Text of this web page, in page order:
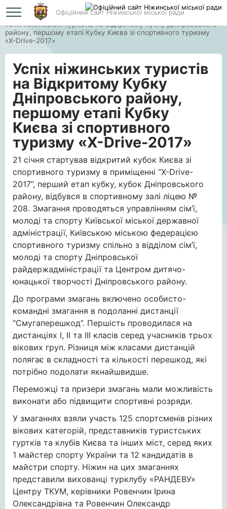
Офіційний сайт Ніжинської міської ради
Головна
Успіх ніжинських туристів на Відкритому Кубку Дніпровського
району, першому етапі Кубку Києва зі спортивного туризму
«Х-Drive-2017»
Успіх ніжинських туристів
на Відкритому Кубку
Дніпровського району,
першому етапі Кубку
Києва зі спортивного
туризму «Х-Drive-2017»
21 січня стартував відкритий кубок Києва зі
спортивного туризму в приміщенні “X-Drive-
2017”, перший етап кубку, кубок Дніпровського
району, відбувся в спортивному залі ліцею №
208. Змагання проводяться управлінням сім’ї,
молоді та спорту Київської міської державної
адміністрації, Київською міською федерацією
спортивного туризму спільно з відділом сім’ї,
молоді та спорту Дніпровської
райдержадміністрації та Центром дитячо-
юнацької творчості Дніпровського району.
До програми змагань включено особисто-
командні змагання в подоланні дистанції
“Смугаперешкод”. Першість проводилася на
дистанціях І, ІІ та ІІІ класів серед учасників трьох
вікових груп. Різниця між класами дистанцій
полягає в складності та кількості перешкод, які
потрібно подолати якнайшвидше.
Переможці та призери змагань мали можливість
виконати або підвищити спортивні розряди.
У змаганнях взяли участь 125 спортсменів різних
вікових категорій, представників туристських
гуртків та клубів Києва та інших міст, серед яких
1 майстер спорту України та 12 кандидатів в
майстри спорту. Ніжин на цих змаганнях
представили вихованці турклубу «РАНДЕВУ»
Центру ТКУМ, керівники Ровенчин Ірина
Олександрівна та Ровенчин Олександр